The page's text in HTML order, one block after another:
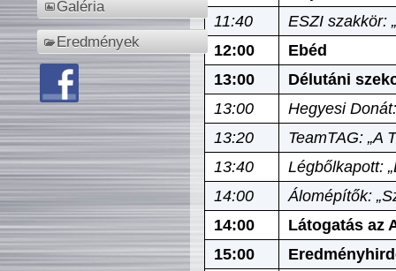
Galéria
Eredmények
11:40
ESZI szakkör:
12:00
Ebéd
13:00
Délutáni
13:00
Hegyesi
13:20
TeamTAG: „A
13:40
Légbőlkapott:
14:00
Álomépítők:
14:00
Látogatás az
15:00